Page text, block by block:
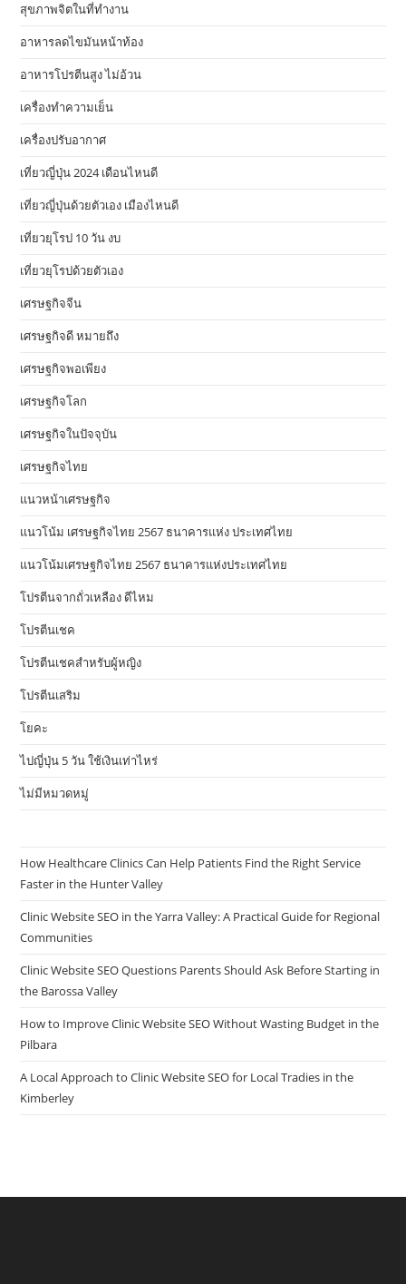
สุขภาพจิตในที่ทำงาน
อาหารลดไขมันหน้าท้อง
อาหารโปรตีนสูง ไม่อ้วน
เครื่องทำความเย็น
เครื่องปรับอากาศ
เที่ยวญี่ปุ่น 2024 เดือนไหนดี
เที่ยวญี่ปุ่นด้วยตัวเอง เมืองไหนดี
เที่ยวยุโรป 10 วัน งบ
เที่ยวยุโรปด้วยตัวเอง
เศรษฐกิจจีน
เศรษฐกิจดี หมายถึง
เศรษฐกิจพอเพียง
เศรษฐกิจโลก
เศรษฐกิจในปัจจุบัน
เศรษฐกิจไทย
แนวหน้าเศรษฐกิจ
แนวโน้ม เศรษฐกิจไทย 2567 ธนาคารแห่ง ประเทศไทย
แนวโน้มเศรษฐกิจไทย 2567 ธนาคารแห่งประเทศไทย
โปรตีนจากถั่วเหลือง ดีไหม
โปรตีนเชค
โปรตีนเชคสำหรับผู้หญิง
โปรตีนเสริม
โยคะ
ไปญี่ปุ่น 5 วัน ใช้เงินเท่าไหร่
ไม่มีหมวดหมู่
How Healthcare Clinics Can Help Patients Find the Right Service
Faster in the Hunter Valley
Clinic Website SEO in the Yarra Valley: A Practical Guide for Regional
Communities
Clinic Website SEO Questions Parents Should Ask Before Starting in
the Barossa Valley
How to Improve Clinic Website SEO Without Wasting Budget in the
Pilbara
A Local Approach to Clinic Website SEO for Local Tradies in the
Kimberley